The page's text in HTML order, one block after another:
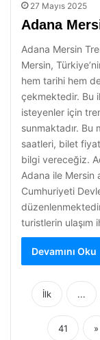
27 Mayıs 2025
Adana
Adana Mersin
Mersin,
hem tarihi hem
çekmektedir. Bu
isteyenler için
sunmaktadır. Bu
saatleri, bilet
bilgi vereceğiz.
Adana ile Mersin
Cumhuriyeti
turistlerin ulaşım
Devamını Oku
İlk ...
41 »